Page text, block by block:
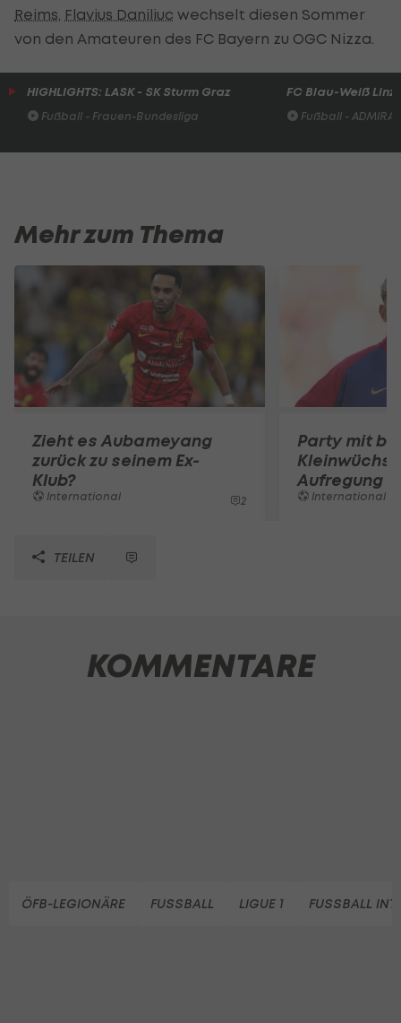
Reims Flavius Daniliuc wechselt diesen Sommer
von den Amateuren des FC Bayern zu OGC Nizza.
HIGHLIGHTS: LASK - SK Sturm Graz
Fußball - Frauen-Bundesliga
FC Blau-Weiß Linz
Fußball -
Mehr zum Thema
Zieht es Aubameyang
zurück zu seinem Ex-
Klub?
International 2
Party mit
Aufregung
International
TEILEN
KOMMENTARE
ÖFB-LEGIONÄRE FUSSBALL LIGUE 1 FUSSBALL